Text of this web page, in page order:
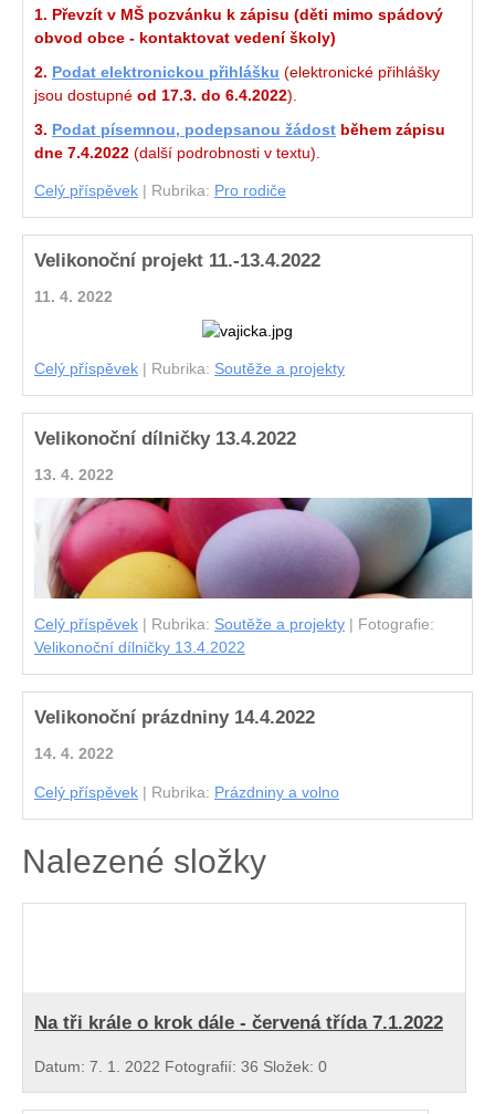
1. Převzít v MŠ pozvánku k zápisu (děti mimo spádový
obvod obce - kontaktovat vedení školy)
2. Podat elektronickou přihlášku (elektronické přihlášky
jsou dostupné od 17.3. do 6.4.2022).
3. Podat písemnou, podepsanou žádost během zápisu
dne 7.4.2022 (další podrobnosti v textu).
Celý příspěvek | Rubrika: Pro rodiče
Velikonoční projekt 11.-13.4.2022
11. 4. 2022
Celý příspěvek | Rubrika: Soutěže a projekty
Velikonoční dílničky 13.4.2022
13. 4. 2022
Celý příspěvek | Rubrika: Soutěže a projekty | Fotografie:
Velikonoční dílničky 13.4.2022
Velikonoční prázdniny 14.4.2022
14. 4. 2022
Celý příspěvek | Rubrika: Prázdniny a volno
Nalezené složky
Na tři krále o krok dále - červená třída 7.1.2022
Datum: 7. 1. 2022 Fotografií: 36 Složek: 0